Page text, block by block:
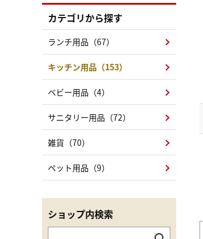
カテゴリから探す
ランチ用品（67）
キッチン用品（153）
ベビー用品（4）
サニタリー用品（72）
雑貨（70）
ペット用品（9）
ショップ内検索